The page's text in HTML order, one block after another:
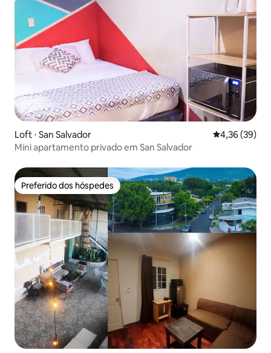
Loft ⋅ San Salvador 4,36 de uma
4,36 (39)
Mini apartamento privado em San Salvador
Preferido dos hóspedes
Preferido dos hóspedes